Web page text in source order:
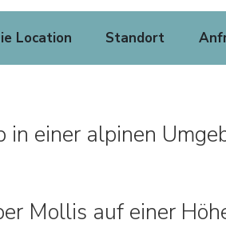
Location Standort
in einer alpinen
Mollis auf einer